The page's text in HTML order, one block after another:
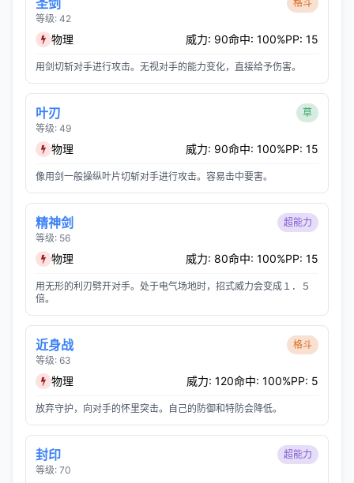
圣剑
等级: 42
格斗
物理 威力: 90命中: 100%PP: 15
用剑切斩对手进行攻击。无视对手的能力变化，直接给予伤害。
叶刃
等级: 49
草
物理 威力: 90命中: 100%PP: 15
像用剑一般操纵叶片切斩对手进行攻击。容易击中要害。
精神剑
等级: 56
超能力
物理 威力: 80命中: 100%PP: 15
用无形的利刃劈开对手。处于电气场地时，招式威力会变成１．５
倍。
近身战
等级: 63
格斗
物理 威力: 120命中: 100%PP: 5
放弃守护，向对手的怀里突击。自己的防御和特防会降低。
封印
等级: 70
超能力